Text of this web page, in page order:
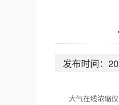
发布时间：
大气在线浓缩